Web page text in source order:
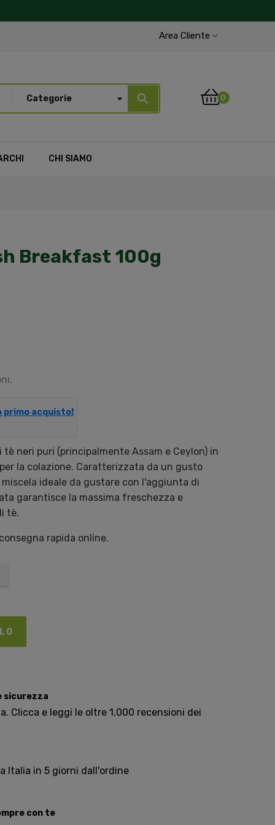
Area Cliente
Categorie search 0
CHI SIAMO
Breakfast 100g
primo acquisto!
tè neri puri (principalmente Assam e Ceylon) in
la colazione. Caratterizzata da un gusto
miscela ideale da gustare con l'aggiunta di
garantisce la massima freschezza e
tè.
rapida online.
sicurezza
Clicca e leggi le oltre 1.000 recensioni dei
Italia in 5 giorni dall'ordine
con te